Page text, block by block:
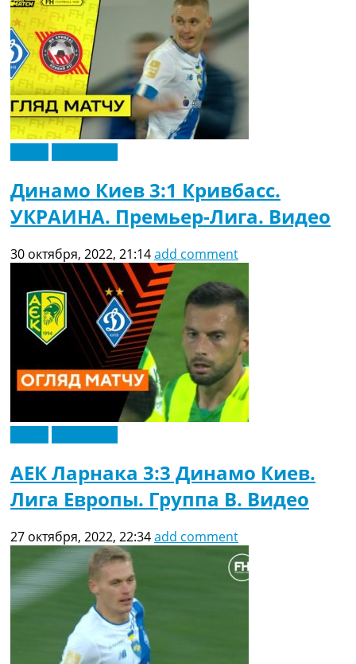
Динамо Киев 3:1 Кривбасс.
УКРАИНА. Премьер-Лига. Видео
30 октября, 2022, 21:14add comment
АЕК Ларнака 3:3 Динамо Киев.
Лига Европы. Группа B. Видео
27 октября, 2022, 22:34add comment